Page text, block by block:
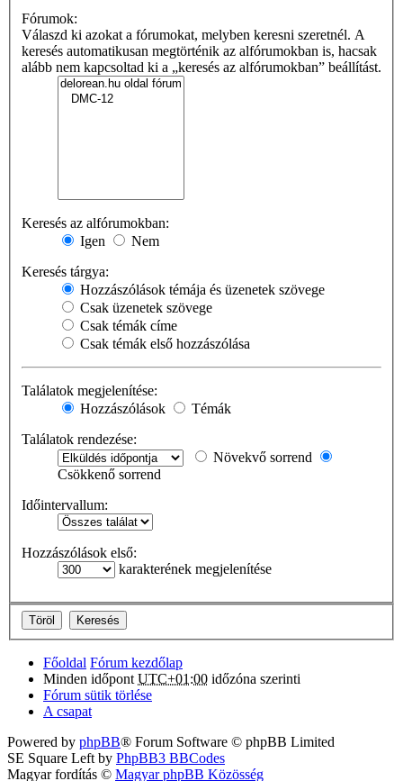
Fórumok:
Válaszd ki azokat a fórumokat, melyben keresni szeretnél. A
keresés automatikusan megtörténik az alfórumokban is, hacsak
alább nem kapcsoltad ki a „keresés az alfórumokban” beállítást.
Keresés az alfórumokban:
Igen
Nem
Keresés tárgya:
Hozzászólások témája és üzenetek szövege
Csak üzenetek szövege
Csak témák címe
Csak témák első hozzászólása
Találatok megjelenítése:
Hozzászólások
Témák
Találatok rendezése:
Növekvő sorrend
Csökkenő sorrend
Időintervallum:
Hozzászólások első:
karakterének megjelenítése
Főoldal Fórum kezdőlap
Minden időpont UTC+01:00 időzóna szerinti
Fórum sütik törlése
A csapat
Powered by phpBB® Forum Software © phpBB Limited
SE Square Left by PhpBB3 BBCodes
Magyar fordítás © Magyar phpBB Közösség